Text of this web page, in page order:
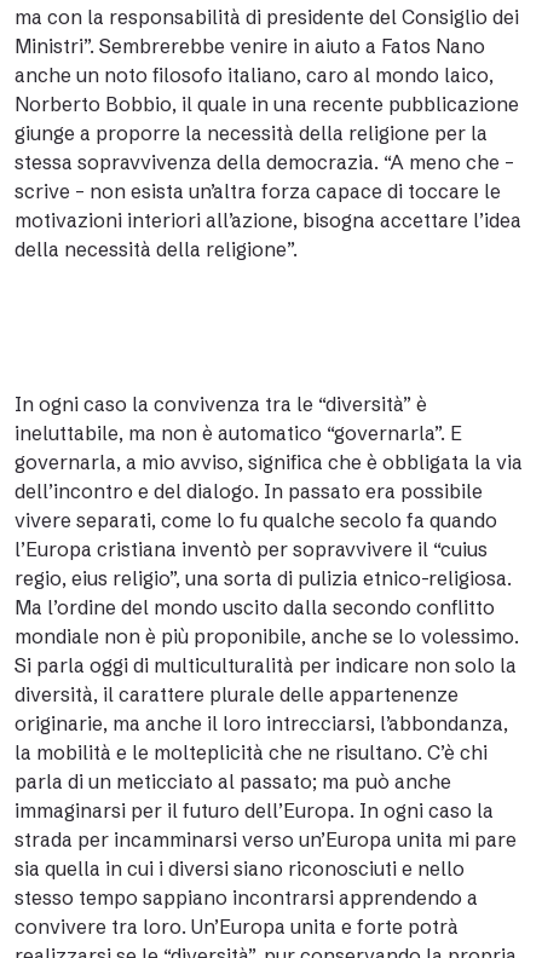
ma con la responsabilità di presidente del Consiglio dei
Ministri”. Sembrerebbe venire in aiuto a Fatos Nano
anche un noto filosofo italiano, caro al mondo laico,
Norberto Bobbio, il quale in una recente pubblicazione
giunge a proporre la necessità della religione per la
stessa sopravvivenza della democrazia. “A meno che –
scrive – non esista un’altra forza capace di toccare le
motivazioni interiori all’azione, bisogna accettare l’idea
della necessità della religione”.
In ogni caso la convivenza tra le “diversità” è
ineluttabile, ma non è automatico “governarla”. E
governarla, a mio avviso, significa che è obbligata la via
dell’incontro e del dialogo. In passato era possibile
vivere separati, come lo fu qualche secolo fa quando
l’Europa cristiana inventò per sopravvivere il “cuius
regio, eius religio”, una sorta di pulizia etnico-religiosa.
Ma l’ordine del mondo uscito dalla secondo conflitto
mondiale non è più proponibile, anche se lo volessimo.
Si parla oggi di multiculturalità per indicare non solo la
diversità, il carattere plurale delle appartenenze
originarie, ma anche il loro intrecciarsi, l’abbondanza,
la mobilità e le molteplicità che ne risultano. C’è chi
parla di un meticciato al passato; ma può anche
immaginarsi per il futuro dell’Europa. In ogni caso la
strada per incamminarsi verso un’Europa unita mi pare
sia quella in cui i diversi siano riconosciuti e nello
stesso tempo sappiano incontrarsi apprendendo a
convivere tra loro. Un’Europa unita e forte potrà